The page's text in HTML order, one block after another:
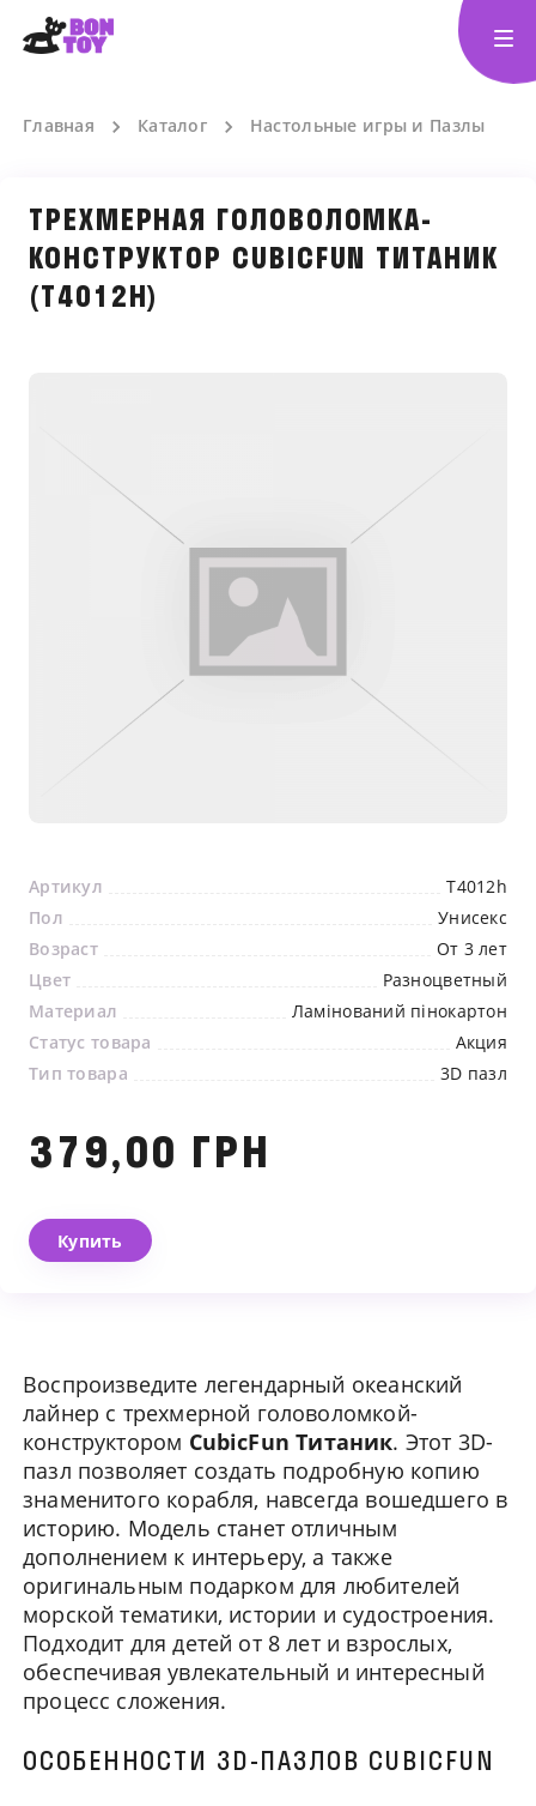
Главная Каталог Настольные игры и Пазлы
ТРЕХМЕРНАЯ ГОЛОВОЛОМКА-
КОНСТРУКТОР CUBICFUN ТИТАНИК
(T4012H)
Артикул
T4012h
Пол
Унисекс
Возраст
От 3 лет
Цвет
Разноцветный
Материал
Ламінований пінокартон
Статус товара
Акция
Тип товара
3D пазл
379,00 ГРН
Купить
Воспроизведите легендарный океанский
лайнер с трехмерной головоломкой-
конструктором CubicFun Титаник. Этот 3D-
пазл позволяет создать подробную копию
знаменитого корабля, навсегда вошедшего в
историю. Модель станет отличным
дополнением к интерьеру, а также
оригинальным подарком для любителей
морской тематики, истории и судостроения.
Подходит для детей от 8 лет и взрослых,
обеспечивая увлекательный и интересный
процесс сложения.
ОСОБЕННОСТИ 3D-ПАЗЛОВ CUBICFUN
Мы свяжемся с вами в
ближайшее время